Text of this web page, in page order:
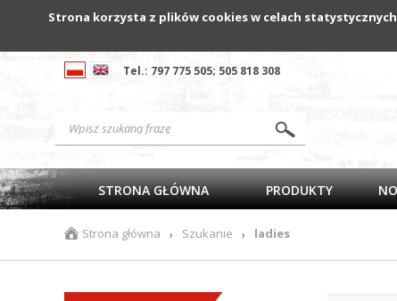
Strona korzysta z plików cookies w celach
Tel.: 797 775 505; 505 818 308
STRONA GŁÓWNA PRODUKTY
Strona główna › Szukanie › ladies